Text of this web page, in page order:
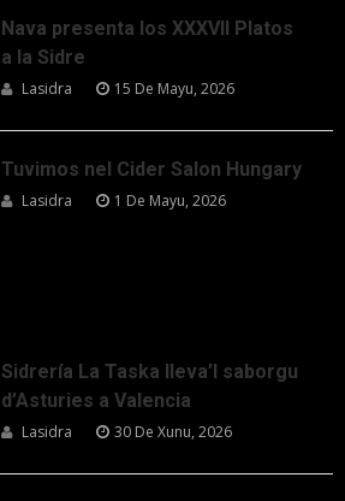
Nava presenta los XXXVII Platos
a la Sidre
Lasidra 15 De Mayu, 2026
Tuvimos nel Cider Salon Hungary
Lasidra 1 De Mayu, 2026
Sidrería La Taska lleva’l saborgu
d’Asturies a Valencia
Lasidra 30 De Xunu, 2026